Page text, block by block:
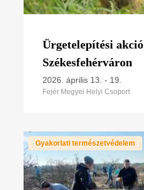
Ürgetelepítési akció
Székesfehérváron
2026. április 13. - 19.
Fejér Megyei Helyi Csoport
Gyakorlati természetvédelem